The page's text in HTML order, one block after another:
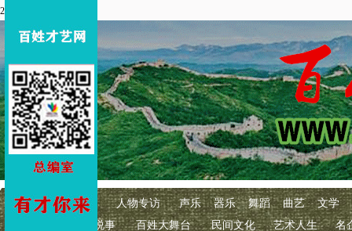
2026年4月3 星期五
首页 百艺快讯 人物专访 声乐 器乐 舞蹈 曲艺
文学
百艺说事 百姓大舞台 民间文化 艺术人生 名